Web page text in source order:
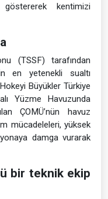
kentimizi
(TSSF) tarafından
en yetenekli sualtı
Büyükler Türkiye
Yüzme Havuzunda
ÇOMÜ’nün havuz
mücadeleleri, yüksek
damga vurarak
bir teknik ekip